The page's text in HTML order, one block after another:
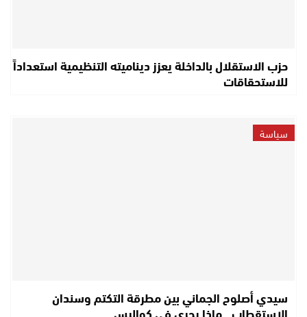
حزب الاستقلال بالداخلة يعزز ديناميته التنظيمية استعداداً
للاستحقاقات
سياسة
سيدي أصلوح الجماني بين مطرقة التكتم وسندان